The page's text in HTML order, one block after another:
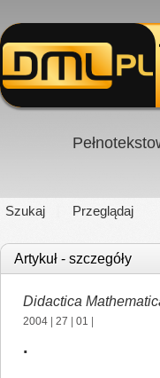
Szukaj Przeglądaj
Artykuł - szczegóły
Didactica
2004 27 01
.